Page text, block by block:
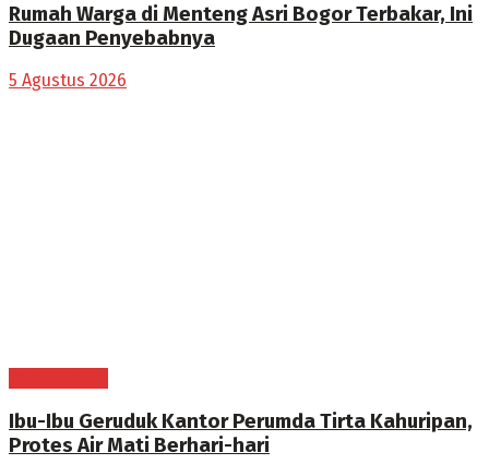
Rumah Warga di Menteng Asri Bogor Terbakar, Ini
Dugaan Penyebabnya
5 Agustus 2026
Ibu-Ibu Geruduk Kantor Perumda Tirta Kahuripan,
Protes Air Mati Berhari-hari